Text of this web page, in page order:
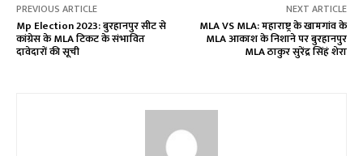
PREVIOUS ARTICLE
Mp Election 2023: बुरहानपुर सीट से
कांग्रेस के MLA टिकट के संभावित
दावेदारों की सूची
NEXT ARTICLE
MLA VS MLA: महाराष्ट्र के खामगांव के
MLA आकाश के निशाने पर बुरहानपुर
MLA ठाकुर सुरेंद्र सिंहं शेरा